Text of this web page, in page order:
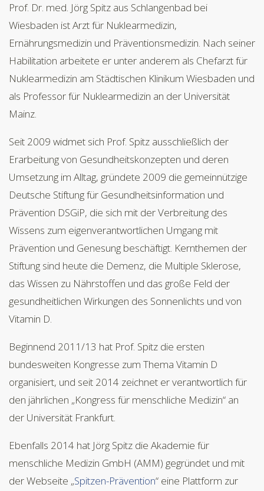
Prof. Dr. med. Jörg Spitz aus Schlangenbad bei
Wiesbaden ist Arzt für Nuklearmedizin,
Ernährungsmedizin und Präventionsmedizin. Nach seiner
Habilitation arbeitete er unter anderem als Chefarzt für
Nuklearmedizin am Städtischen Klinikum Wiesbaden und
als Professor für Nuklearmedizin an der Universität
Mainz.
Seit 2009 widmet sich Prof. Spitz ausschließlich der
Erarbeitung von Gesundheitskonzepten und deren
Umsetzung im Alltag, gründete 2009 die gemeinnützige
Deutsche Stiftung für Gesundheitsinformation und
Prävention DSGiP, die sich mit der Verbreitung des
Wissens zum eigenverantwortlichen Umgang mit
Prävention und Genesung beschäftigt. Kernthemen der
Stiftung sind heute die Demenz, die Multiple Sklerose,
das Wissen zu Nährstoffen und das große Feld der
gesundheitlichen Wirkungen des Sonnenlichts und von
Vitamin D.
Beginnend 2011/13 hat Prof. Spitz die ersten
bundesweiten Kongresse zum Thema Vitamin D
organisiert, und seit 2014 zeichnet er verantwortlich für
den jährlichen „Kongress für menschliche Medizin“ an
der Universität Frankfurt.
Ebenfalls 2014 hat Jörg Spitz die Akademie für
menschliche Medizin GmbH (AMM) gegründet und mit
der Webseite „Spitzen-Prävention“ eine Plattform zur